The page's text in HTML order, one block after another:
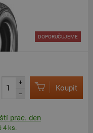
DOPORUČUJEME
+
–
Koupit
prac. den
4 ks.